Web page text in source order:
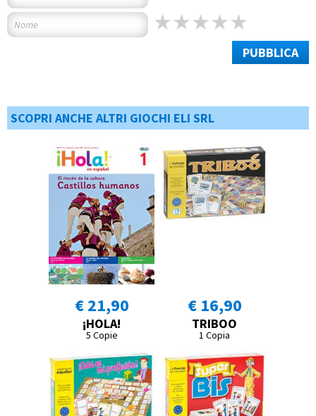
PUBBLICA
SCOPRI ANCHE ALTRI GIOCHI ELI SRL
€ 21,90
¡HOLA!
5 Copie
€ 16,90
TRIBOO
1 Copia